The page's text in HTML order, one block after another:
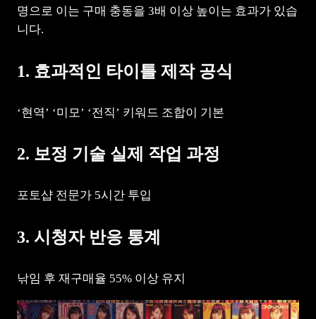
명으로 이는 구매 충동을 3배 이상 높이는 효과가 있습
니다.
1. 효과적인 타이틀 제작 공식
‘현역’ ‘미모’ ‘전직’ 키워드 조합이 기본
2. 보정 기술 실제 작업 과정
포토샵 전문가 5시간 투입
3. 시청자 반응 통계
낚임 후 재구매율 55% 이상 유지